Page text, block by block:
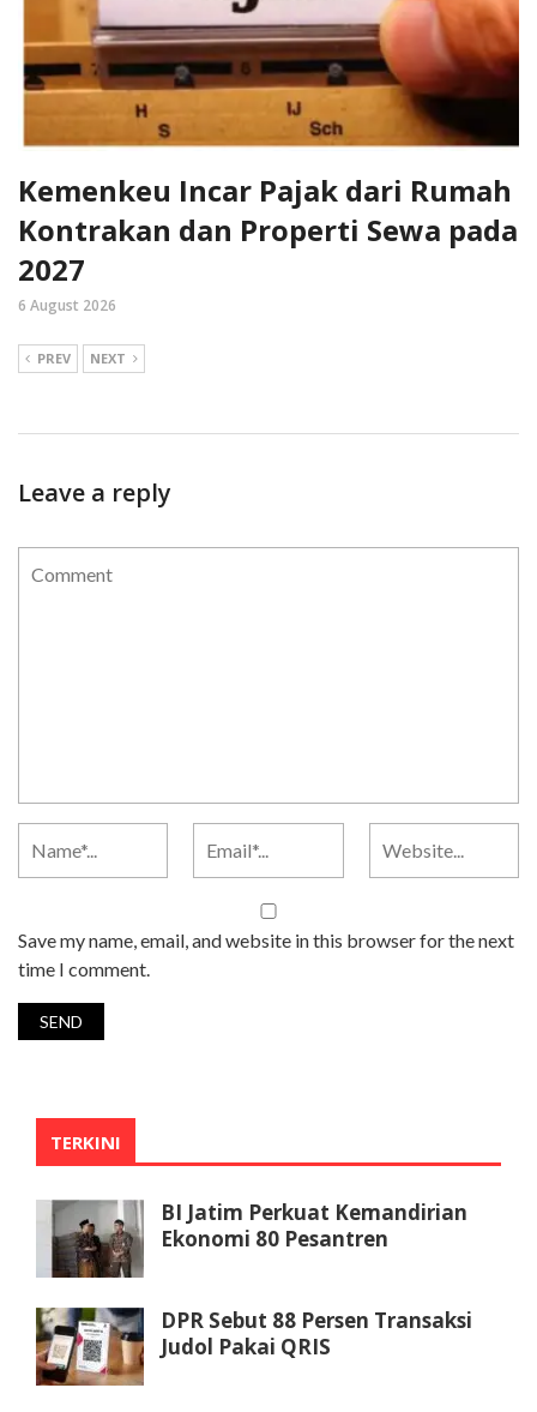
Kemenkeu Incar Pajak dari Rumah
Kontrakan dan Properti Sewa pada
2027
6 August 2026
PREV NEXT
Leave a reply
Save my name, email, and website in this browser for the next
time I comment.
TERKINI
BI Jatim Perkuat Kemandirian
Ekonomi 80 Pesantren
DPR Sebut 88 Persen Transaksi
Judol Pakai QRIS